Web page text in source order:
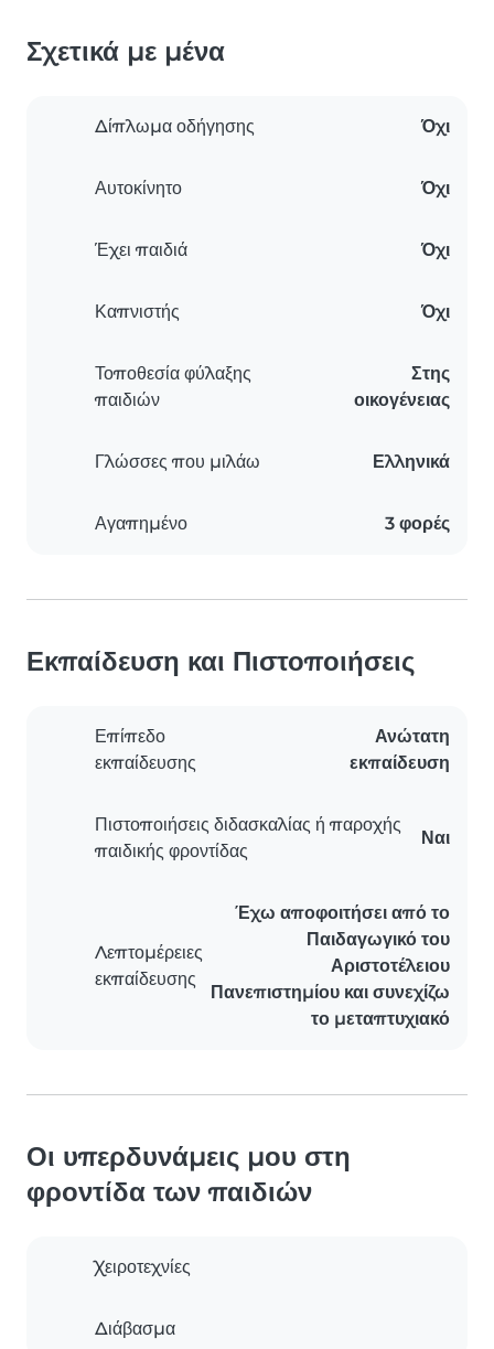
Σχετικά με μένα
Δίπλωμα οδήγησης Όχι
Αυτοκίνητο Όχι
Έχει παιδιά Όχι
Καπνιστής Όχι
Τοποθεσία φύλαξης
παιδιών
Στης
οικογένειας
Γλώσσες που μιλάω Ελληνικά
Αγαπημένο 3 φορές
Εκπαίδευση και Πιστοποιήσεις
Επίπεδο
εκπαίδευσης
Ανώτατη
εκπαίδευση
Πιστοποιήσεις διδασκαλίας ή παροχής
παιδικής φροντίδας
Ναι
Λεπτομέρειες
εκπαίδευσης
Έχω αποφοιτήσει από το
Παιδαγωγικό του
Αριστοτέλειου
Πανεπιστημίου και συνεχίζω
το μεταπτυχιακό
Οι υπερδυνάμεις μου στη
φροντίδα των παιδιών
Χειροτεχνίες
Διάβασμα